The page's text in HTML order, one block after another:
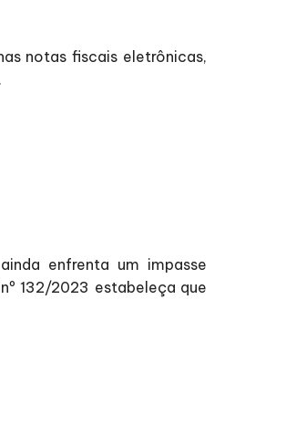
notas fiscais eletrônicas,
enfrenta um impasse
132/2023 estabeleça que